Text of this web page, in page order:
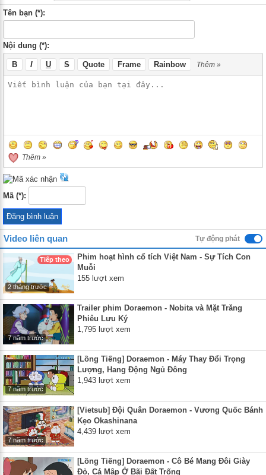
Tên bạn (*):
Nội dung (*):
B I U S Quote Frame Rainbow Thêm »
Thêm »
Mã (*):
Video liên quan Tự động phát
Tiếp theo
2 tháng trước
Phim hoạt hình cổ tích Việt Nam - Sự Tích Con
Muỗi
155 lượt xem
7 năm trước
Trailer phim Doraemon - Nobita và Mặt Trăng
Phiêu Lưu Ký
1,795 lượt xem
7 năm trước
[Lồng Tiếng] Doraemon - Máy Thay Đổi Trọng
Lượng, Hang Động Ngủ Đông
1,943 lượt xem
7 năm trước
[Vietsub] Đội Quân Doraemon - Vương Quốc Bánh
Kẹo Okashinana
4,439 lượt xem
[Lồng Tiếng] Doraemon - Cô Bé Mang Đôi Giày
Đỏ, Cá Mập Ở Bãi Đất Trống